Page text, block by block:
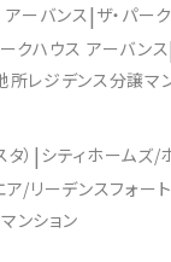
アーバンス ザ・パー
クハウス アーバンス
所レジデンス分譲マ
） シティホームズ/
/リーデンスフォート
ンション